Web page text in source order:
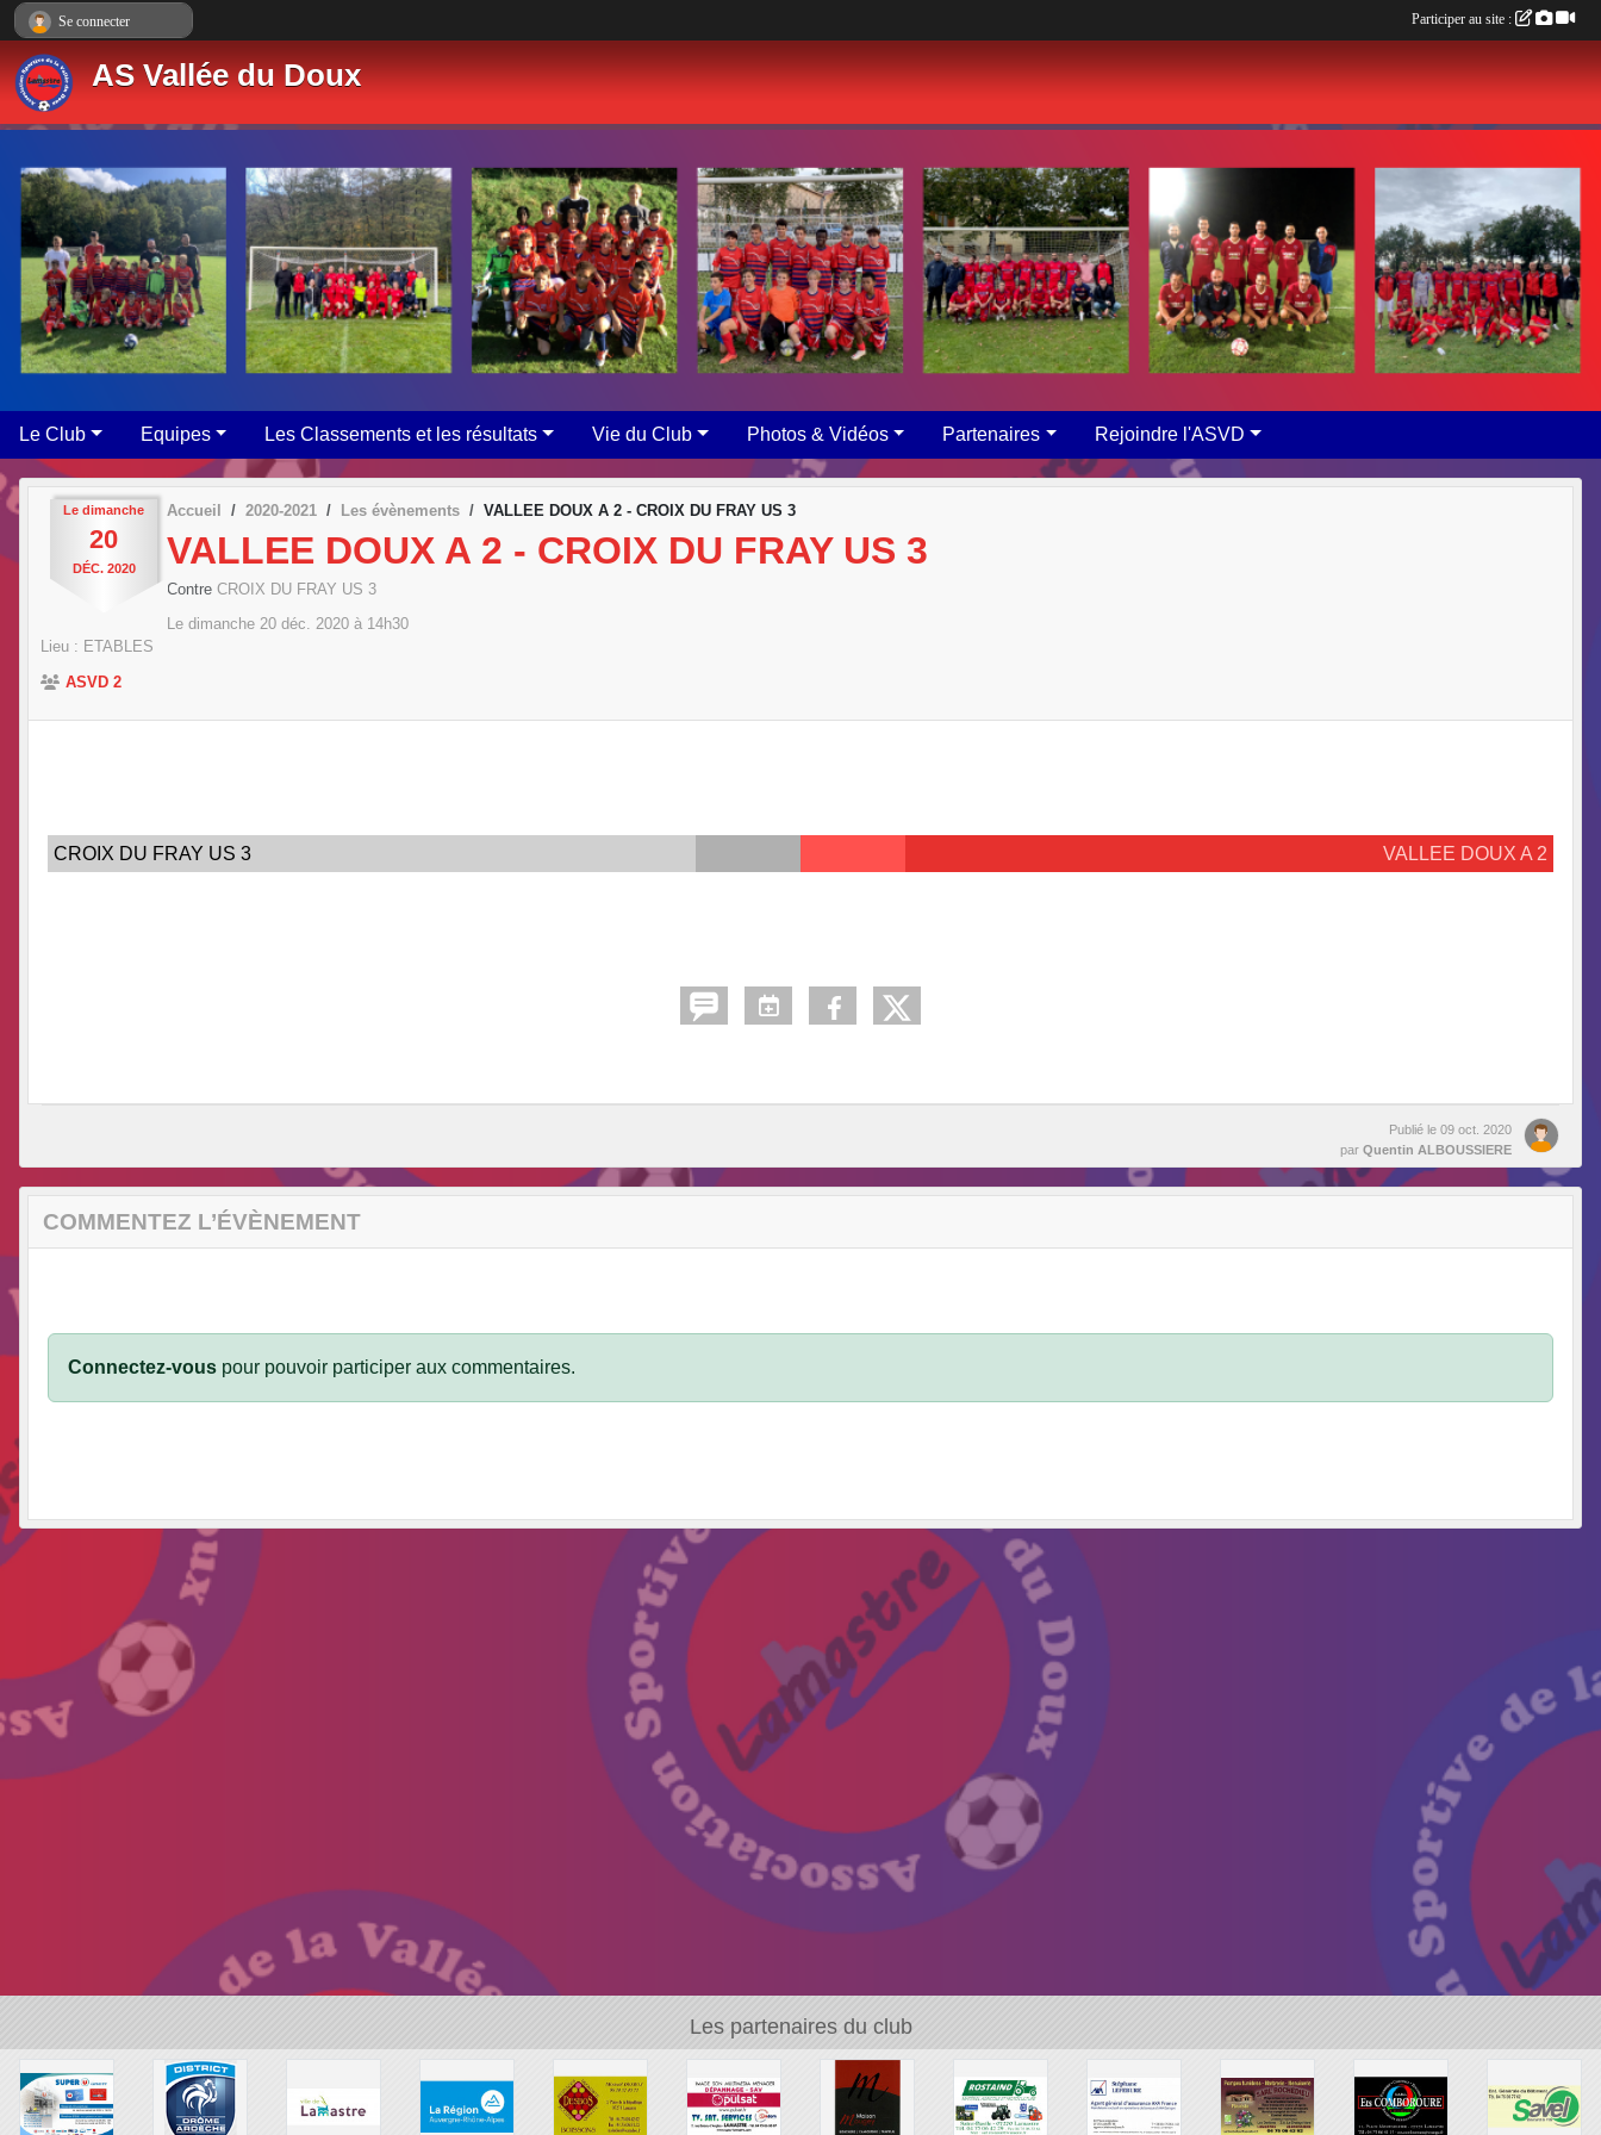
AS Vallée du Doux
Le Club Equipes Les Classements et les résultats Vie du Club Photos & Vidéos Partenaires Rejoindre l'ASVD
Le dimanche
20
DÉC. 2020
Accueil 2020-2021 Les évènements VALLEE DOUX A 2 - CROIX DU FRAY US 3
VALLEE DOUX A 2 - CROIX DU FRAY US 3
Contre CROIX DU FRAY US 3
Le dimanche 20 déc. 2020 à 14h30
Lieu : ETABLES
ASVD 2
CROIX DU FRAY US 3 VALLEE DOUX A 2
Publié le 09 oct. 2020
par Quentin ALBOUSSIERE
COMMENTEZ L’ÉVÈNEMENT
Connectez-vous pour pouvoir participer aux commentaires.
Les partenaires du club
Se connecter Participer au site :
Panneau de gestion des cookies